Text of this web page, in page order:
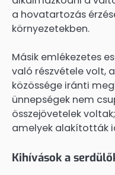
a hovatartozás
környezetekben.
Másik emlékezetes
való részvétele volt,
közössége iránti
ünnepségek nem
összejövetelek
amelyek alakították
Kihívások a